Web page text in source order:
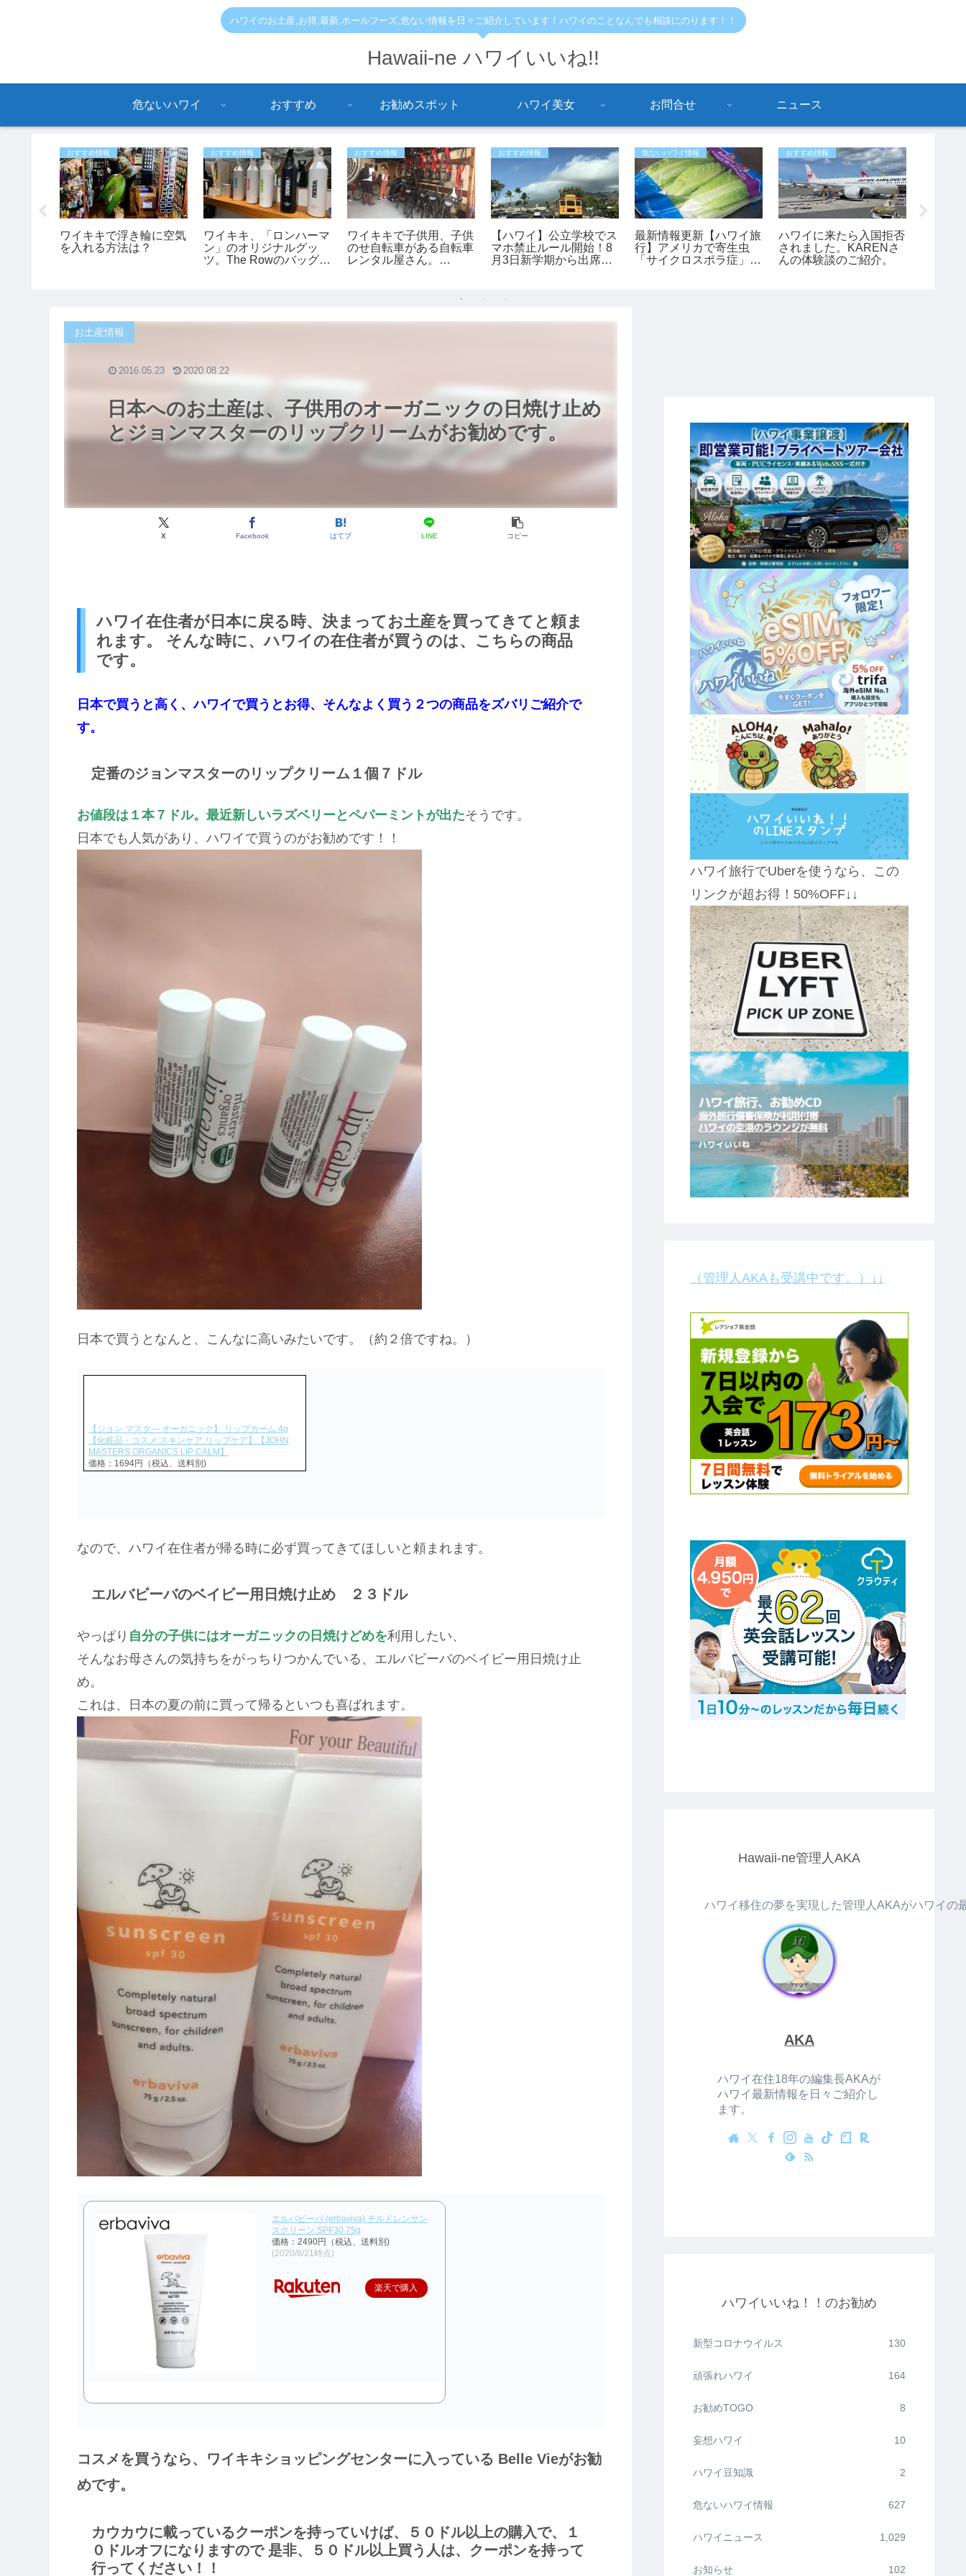
ハワイのお土産,お得,最新,ホールフーズ,危ない情報を日々ご紹介しています！ハワイのことなんでも相談にのります！！
Hawaii-ne ハワイいいね!!
危ないハワイ おすすめ お勧めスポット ハワイ美女 お問合せ ニュース
おすすめ情報
ワイキキで浮き輪に空気
を入れる方法は？
おすすめ情報
ワイキキ、「ロンハーマ
ン」のオリジナルグッ
ツ。The Rowのバッグも
おすすめ情報
ワイキキで子供用、子供
のせ自転車がある自転車
レンタル屋さん。
おすすめ情報
【ハワイ】公立学校でス
マホ禁止ルール開始！8
月3日新学期から出席・
危ないハワイ情報
最新情報更新【ハワイ旅
行】アメリカで寄生虫
「サイクロスポラ症」が
おすすめ情報
ハワイに来たら入国拒否
されました。KARENさ
んの体験談のご紹介。
日本へのお土産は、子供用のオーガニックの日焼け止め
とジョンマスターのリップクリームがお勧めです。
お土産情報
X Facebook はてブ LINE コピー
2016.05.23 2020.08.22
ハワイ在住者が日本に戻る時、決まってお土産を買ってきてと頼ま
れます。 そんな時に、ハワイの在住者が買うのは、こちらの商品
です。
日本で買うと高く、ハワイで買うとお得、そんなよく買う２つの商品をズバリご紹介で
す。
定番のジョンマスターのリップクリーム１個７ドル
お値段は１本７ドル。最近新しいラズベリーとペパーミントが出たそうです。
日本でも人気があり、ハワイで買うのがお勧めです！！
日本で買うとなんと、こんなに高いみたいです。（約２倍ですね。）
【ジョン マスタ— オーガニック】 リップカーム 4g
【化粧品・コスメ:スキンケア:リップケア】【JOHN
MASTERS ORGANICS LIP CALM】
価格：1694円（税込、送料別)
なので、ハワイ在住者が帰る時に必ず買ってきてほしいと頼まれます。
エルバビーバのベイビー用日焼け止め ２３ドル
やっぱり 自分の子供にはオーガニックの日焼けどめを利用したい、
そんなお母さんの気持ちをがっちりつかんでいる、エルバビーバのベイビー用日焼け止
め。
これは、日本の夏の前に買って帰るといつも喜ばれます。
エルバビーバ (erbaviva) チルドレンサン
スクリーン SPF30 75g
価格：2490円（税込、送料別)
(2020/8/21時点)
楽天で購入
コスメを買うなら、ワイキキショッピングセンターに入っている Belle Vieがお勧
めです。
カウカウに載っているクーポンを持っていけば、５０ドル以上の購入で、１
０ドルオフになりますので 是非、５０ドル以上買う人は、クーポンを持って
行ってください！！
ハワイ旅行でUberを使うなら、この
リンクが超お得！50%OFF↓↓
（管理人AKAも受講中です。）↓↓
Hawaii-ne管理人AKA
ハワイ移住の夢を実現した管理人AKAがハワイの
AKA
ハワイ在住18年の編集長AKAが
ハワイ最新情報を日々ご紹介し
ます。
ハワイいいね！！のお勧め
新型コロナウイルス 130
頑張れハワイ 164
お勧めTOGO 8
妄想ハワイ 10
ハワイ豆知識 2
危ないハワイ情報 627
ハワイニュース 1,029
お知らせ 102